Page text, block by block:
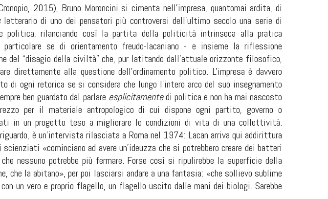
2015), Bruno Moroncini si cimenta nell'impresa, quantomai ardita, di
letterario di uno dei pensatori più controversi dell'ultimo secolo una serie di
politica, rilanciando così la partita della politicità intrinseca alla pratica
se di orientamento freudo-lacaniano - e insieme la riflessione
del “disagio della civiltà” che, pur latitando dall’attuale orizzonte filosofico,
direttamente alla questione dell’ordinamento politico. L'impresa è davvero
di ogni retorica se si considera che lungo l'intero arco del suo insegnamento
ben guardato dal parlare esplicitamentedi politica e non ha mai nascosto
per il materiale antropologico di cui dispone ogni partito, governo o
in un progetto teso a migliorare le condizioni di vita di una collettività.
è un'intervista rilasciata a Roma nel 1974: Lacan arriva qui addirittura
«cominciano ad avere un'ideuzza che si potrebbero creare dei batteri
nessuno potrebbe più fermare. Forse così si ripulirebbe la superficie della
che la abitano», per poi lasciarsi andare a una fantasia: «che sollievo sublime
un vero e proprio flagello, un flagello uscito dalle mani dei biologi. Sarebbe